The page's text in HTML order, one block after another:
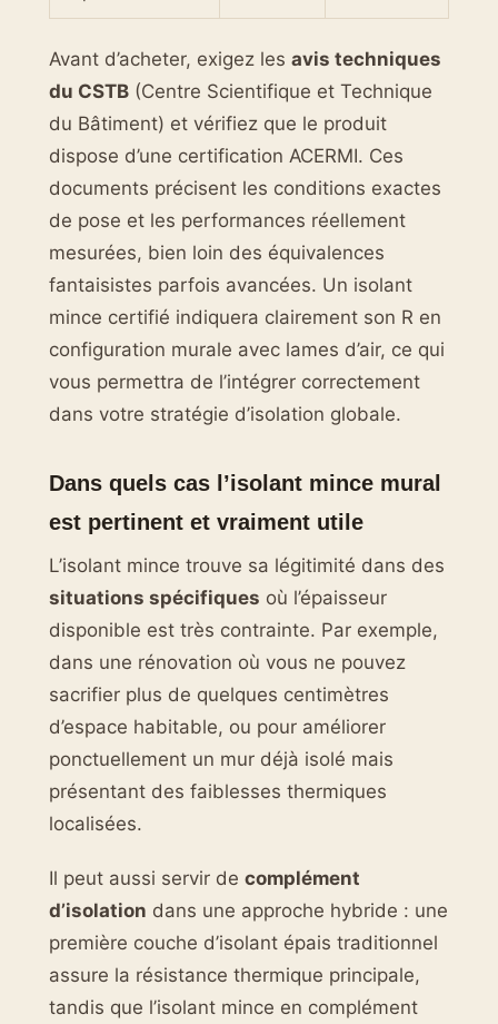
Avant d’acheter, exigez les avis techniques
du CSTB (Centre Scientifique et Technique
du Bâtiment) et vérifiez que le produit
dispose d’une certification ACERMI. Ces
documents précisent les conditions exactes
de pose et les performances réellement
mesurées, bien loin des équivalences
fantaisistes parfois avancées. Un isolant
mince certifié indiquera clairement son R en
configuration murale avec lames d’air, ce qui
vous permettra de l’intégrer correctement
dans votre stratégie d’isolation globale.
Dans quels cas l’isolant mince mural
est pertinent et vraiment utile
L’isolant mince trouve sa légitimité dans des
situations spécifiques où l’épaisseur
disponible est très contrainte. Par exemple,
dans une rénovation où vous ne pouvez
sacrifier plus de quelques centimètres
d’espace habitable, ou pour améliorer
ponctuellement un mur déjà isolé mais
présentant des faiblesses thermiques
localisées.
Il peut aussi servir de complément
d’isolation dans une approche hybride : une
première couche d’isolant épais traditionnel
assure la résistance thermique principale,
tandis que l’isolant mince en complément